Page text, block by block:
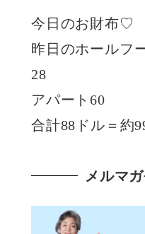
今日のお財布♡
昨日のホールフ
28
アパート60
合計88ドル＝約
メルマ